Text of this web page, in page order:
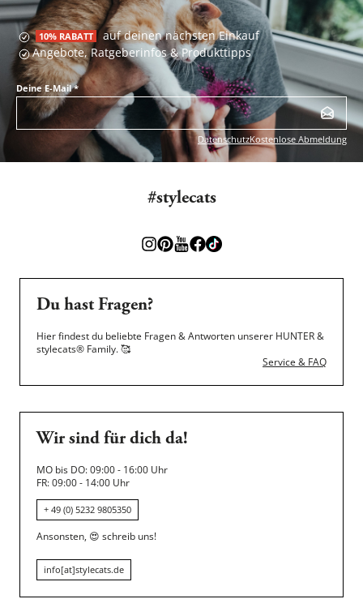
10% RABATT auf deinen nächsten Einkauf
Angebote, Ratgeberinfos & Produkttipps
Deine E-Mail*
DatenschutzKostenlose Abmeldung
#stylecats
Du hast Fragen?
Hier findest du beliebte Fragen & Antworten unserer HUNTER &
stylecats® Family.🥰
Service & FAQ
Wir sind für dich da!
MO bis DO: 09:00 - 16:00 Uhr
FR: 09:00 - 14:00 Uhr
+ 49 (0) 5232 9805350
Ansonsten, 😍 schreib uns!
info[at]stylecats.de